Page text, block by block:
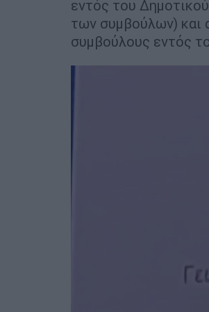
εντός του
των συμβούλων) και
συμβούλους εντός